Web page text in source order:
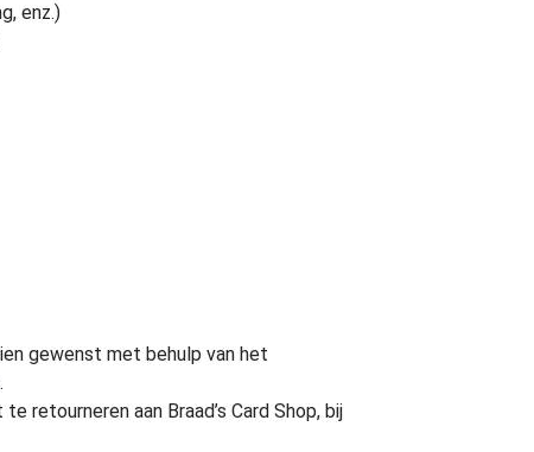
enz.)
gewenst met behulp van het
retourneren aan Braad’s Card Shop, bij